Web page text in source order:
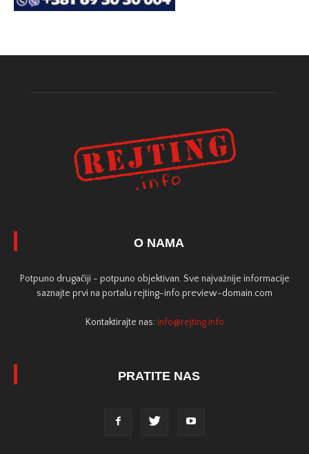
O NAMA
Potpuno drugačiji - potpuno objektivan. Sve najvažnije informacije
saznajte prvi na portalu rejting-info.preview-domain.com
Kontaktirajte nas: info@rejting.info
PRATITE NAS